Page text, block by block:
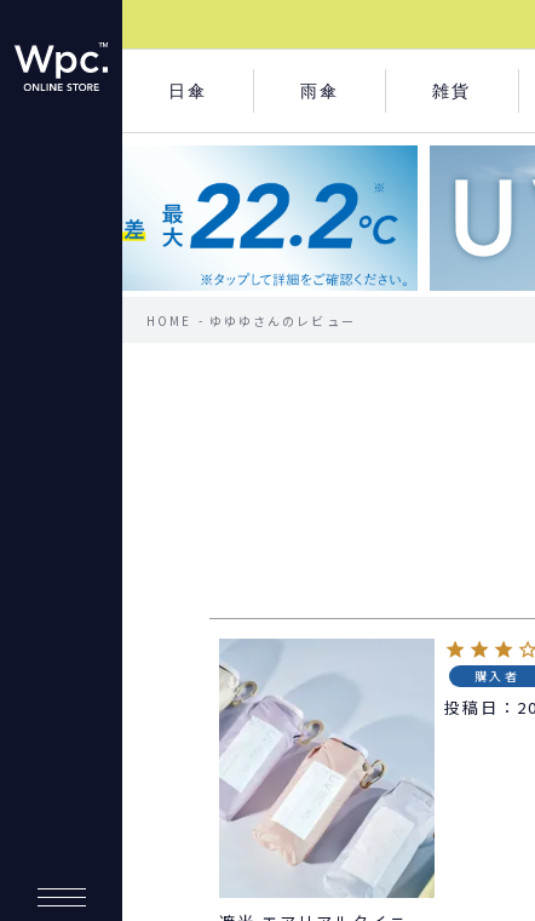
日傘 雨傘 雑貨
HOME ゆゆゆさんのレビュー
購入者
投稿日